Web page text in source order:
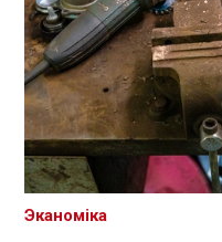
Эканоміка